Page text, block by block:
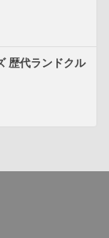
歴代ランドクル